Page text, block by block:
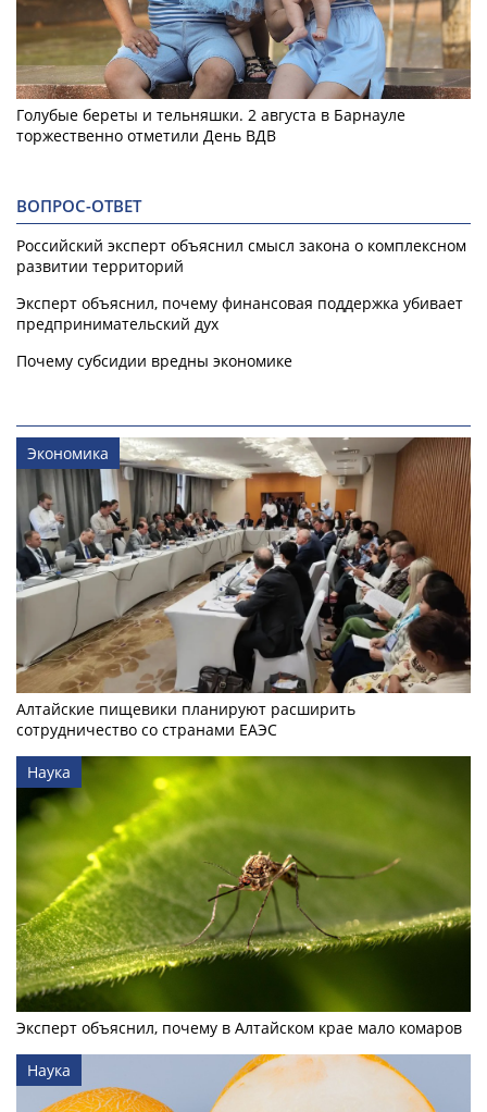
Голубые береты и тельняшки. 2 августа в Барнауле
торжественно отметили День ВДВ
ВОПРОС-ОТВЕТ
Российский эксперт объяснил смысл закона о комплексном
развитии территорий
Эксперт объяснил, почему финансовая поддержка убивает
предпринимательский дух
Почему субсидии вредны экономике
Экономика
Алтайские пищевики планируют расширить
сотрудничество со странами ЕАЭС
Наука
Эксперт объяснил, почему в Алтайском крае мало комаров
Наука